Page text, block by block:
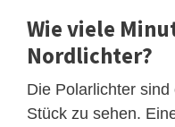
Wie viele
Nordlichter?
Die Polarlichter
Stück zu sehen.